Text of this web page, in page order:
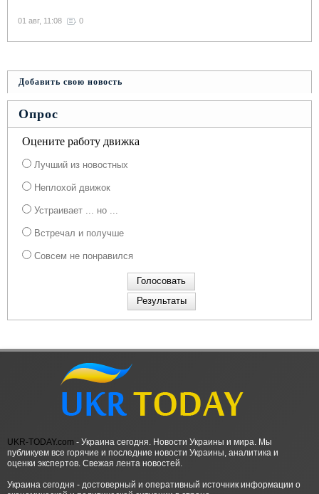
01 авг, 11:08 0
Добавить свою новость
Опрос
Оцените работу движка
Лучший из новостных
Неплохой движок
Устраивает ... но ...
Встречал и получше
Совсем не понравился
UKR-TODAY.com - Украина сегодня. Новости Украины и мира. Мы
публикуем все горячие и последние новости Украины, аналитика и
оценки экспертов. Свежая лента новостей.
Украина сегодня - достоверный и оперативный источник информации о